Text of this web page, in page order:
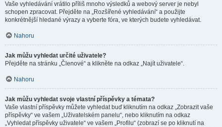
Vaše vyhledávání vrátilo příliš mnoho výsledků a webový server je nebyl
schopen zpracovat. Přejděte na „Rozšířené vyhledávání“ a použijte
konkrétnější hledané výrazy a vyberte fóra, ve kterých budete vyhledávat.
Nahoru
Jak můžu vyhledat určité uživatele?
Přejděte na stránku „Členové“ a klikněte na odkaz „Najít uživatele“.
Nahoru
Jak můžu vyhledat svoje vlastní příspěvky a témata?
Vaše vlastní příspěvky můžete vyhledat buď kliknutím na odkaz „Zobrazit vaše
příspěvky“ ve vašem „Uživatelském panelu“, nebo kliknutím na odkaz
„Vyhledat příspěvky uživatele“ ve vašem „Profilu“ (zobrazí se po kliknutí na